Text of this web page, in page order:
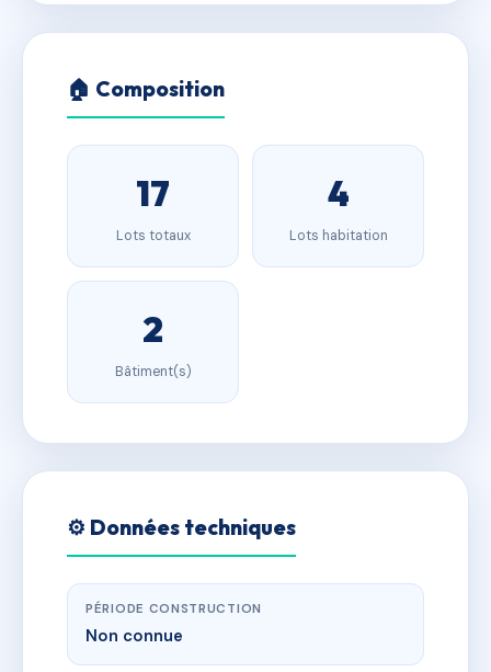
🏠 Composition
17
Lots totaux
4
Lots habitation
2
Bâtiment(s)
⚙️ Données techniques
PÉRIODE CONSTRUCTION
Non connue